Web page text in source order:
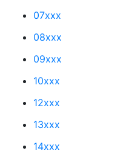
07xxx
08xxx
09xxx
10xxx
12xxx
13xxx
14xxx